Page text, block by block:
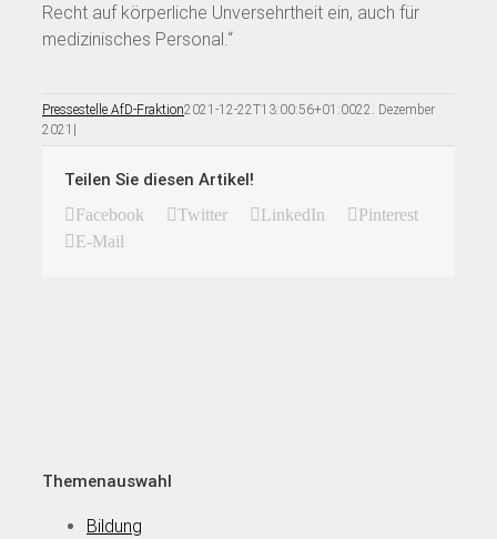
Recht auf körperliche Unversehrtheit ein, auch für
medizinisches Personal.“
Pressestelle AfD-Fraktion2021-12-22T13:00:56+01:0022. Dezember
2021 |
Teilen Sie diesen Artikel!
Facebook Twitter LinkedIn
Pinterest
E-Mail
Themenauswahl
Bildung